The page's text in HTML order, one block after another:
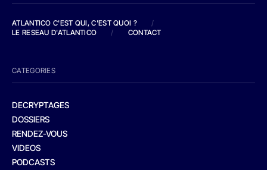
ATLANTICO C'EST QUI, C'EST QUOI ?
/
LE RESEAU D'ATLANTICO
/ CONTACT
CATEGORIES
DECRYPTAGES
DOSSIERS
RENDEZ-VOUS
VIDEOS
PODCASTS